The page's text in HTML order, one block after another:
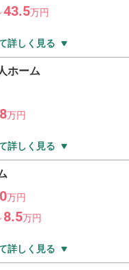
43.5万円
詳しく見る
ホーム
万円
詳しく見る
万円
8.5万円
詳しく見る